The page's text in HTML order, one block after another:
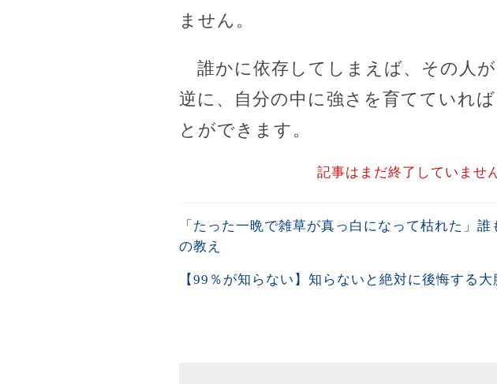
ません。
誰かに依存してしまえば、その人
逆に、自分の中に強さを育てていれ
とができます。
記事はまだ終了していませ
「たった一晩で雑草が真っ白になって枯れた」
の教え
【99％が知らない】知らないと絶対に後悔する